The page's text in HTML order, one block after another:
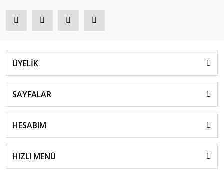
ÜYELİK
SAYFALAR
HESABIM
HIZLI MENÜ